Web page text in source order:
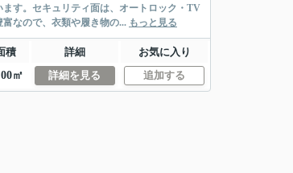
す。セキュリティ面は、オートロック・TV
なので、衣類や履き物の... もっと見る
積 詳細
お気に入り
㎡ 詳細を見る 追加する